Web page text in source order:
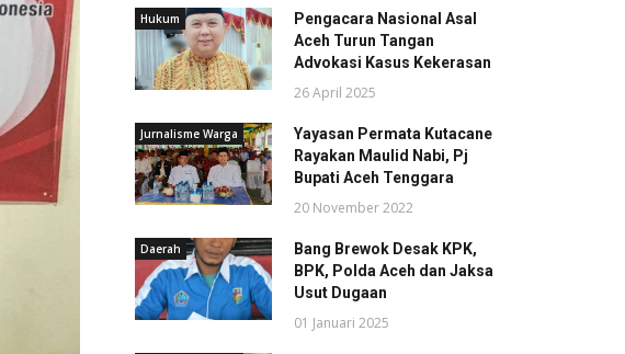
Hukum
Pengacara Nasional Asal
Aceh Turun Tangan
Advokasi Kasus Kekerasan
26 April 2025
Jurnalisme Warga
Yayasan Permata Kutacane
Rayakan Maulid Nabi, Pj
Bupati Aceh Tenggara
20 November 2022
Daerah
Bang Brewok Desak KPK,
BPK, Polda Aceh dan Jaksa
Usut Dugaan
01 Januari 2025